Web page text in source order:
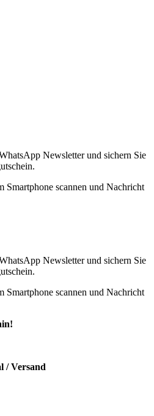
Newsletter und sichern Sie
Smartphone scannen und Nachricht
Newsletter und sichern Sie
Smartphone scannen und Nachricht
/ Versand